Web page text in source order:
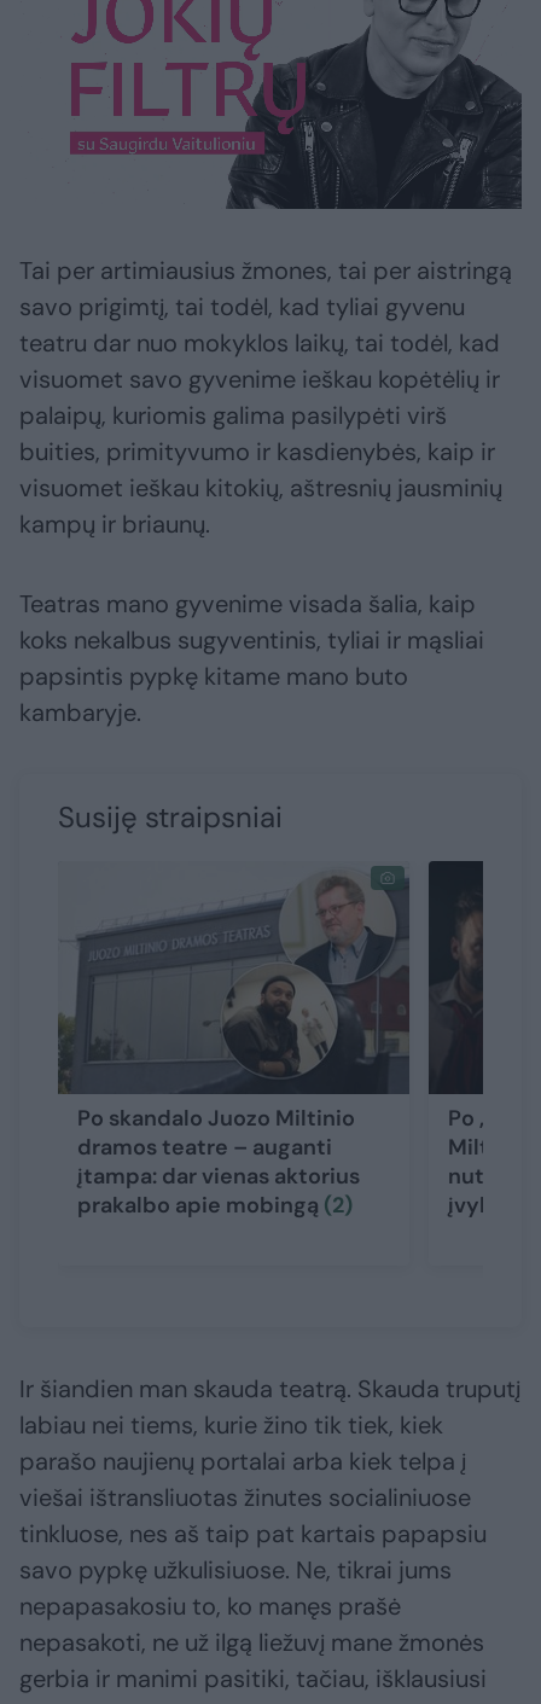
Tai per artimiausius žmones, tai per aistringą
savo prigimtį, tai todėl, kad tyliai gyvenu
teatru dar nuo mokyklos laikų, tai todėl, kad
visuomet savo gyvenime ieškau kopėtėlių ir
palaipų, kuriomis galima pasilypėti virš
buities, primityvumo ir kasdienybės, kaip ir
visuomet ieškau kitokių, aštresnių jausminių
kampų ir briaunų.
Teatras mano gyvenime visada šalia, kaip
koks nekalbus sugyventinis, tyliai ir mąsliai
papsintis pypkę kitame mano buto
kambaryje.
Susiję straipsniai
Po skandalo Juozo Miltinio
dramos teatre – auganti
įtampa: dar vienas aktorius
prakalbo apie mobingą (2)
Po
Miltinio
įvykių
Ir šiandien man skauda teatrą. Skauda truputį
labiau nei tiems, kurie žino tik tiek, kiek
parašo naujienų portalai arba kiek telpa į
viešai ištransliuotas žinutes socialiniuose
tinkluose, nes aš taip pat kartais papapsiu
savo pypkę užkulisiuose. Ne, tikrai jums
nepapasakosiu to, ko manęs prašė
nepasakoti, ne už ilgą liežuvį mane žmonės
gerbia ir manimi pasitiki, tačiau, išklausiusi